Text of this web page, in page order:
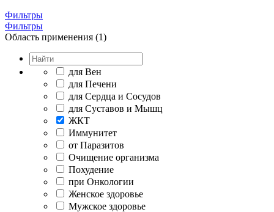
Фильтры
Фильтры
Область применения (1)
для Вен
для Печени
для Сердца и Сосудов
для Суставов и Мышц
ЖКТ
Иммунитет
от Паразитов
Очищение организма
Похудение
при Онкологии
Женское здоровье
Мужское здоровье